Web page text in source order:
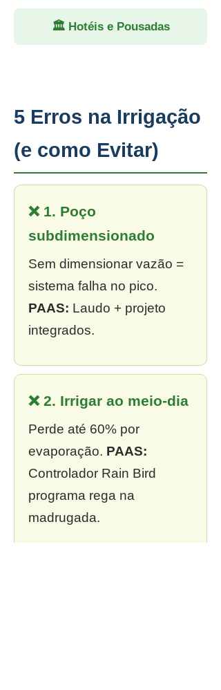
🏛 Hotéis e Pousadas
5 Erros na Irrigação
(e como Evitar)
❌ 1. Poço
subdimensionado
Sem dimensionar vazão =
sistema falha no pico.
PAAS: Laudo + projeto
integrados.
❌ 2. Irrigar ao meio-dia
Perde até 60% por
evaporação. PAAS:
Controlador Rain Bird
programa rega na
madrugada.